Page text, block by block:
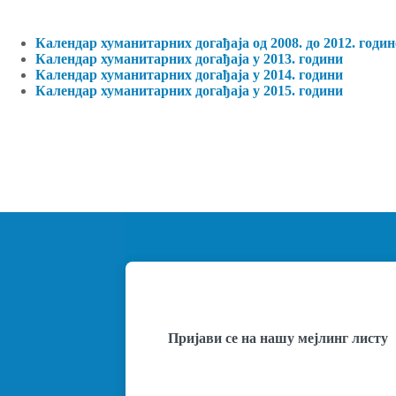
Календар хуманитарних догађаја од 2008. до 2012.
Календар хуманитарних догађаја у 2013. години
Календар хуманитарних догађаја у 2014. години
Календар хуманитарних догађаја у 2015. години
Пријави се на нашу мејлинг листу